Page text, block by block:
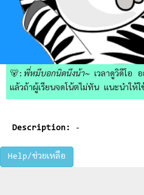
🐻: พี่หมีบอกนิดนึงน้า~เวลาดูวิดีโอ
แล้วถ้าผู้เรียนจดโน้ตไม่ทัน แนะนำให้
Description: -
Help/ช่วยเหลือ